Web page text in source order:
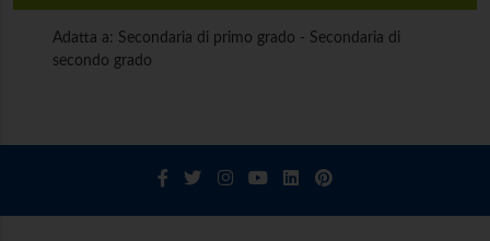
Adatta a: Secondaria di primo grado - Secondaria di
secondo grado